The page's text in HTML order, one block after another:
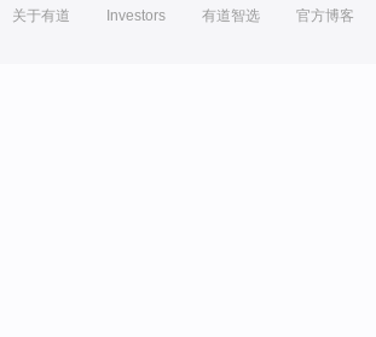
关于有道 Investors 有道智选 官方博客